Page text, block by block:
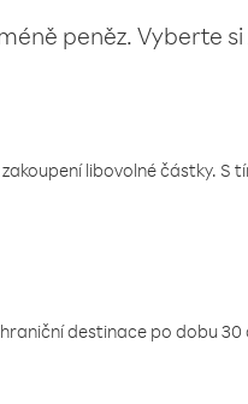
peněz. Vyberte
libovolné částky. S
destinace po dobu 30